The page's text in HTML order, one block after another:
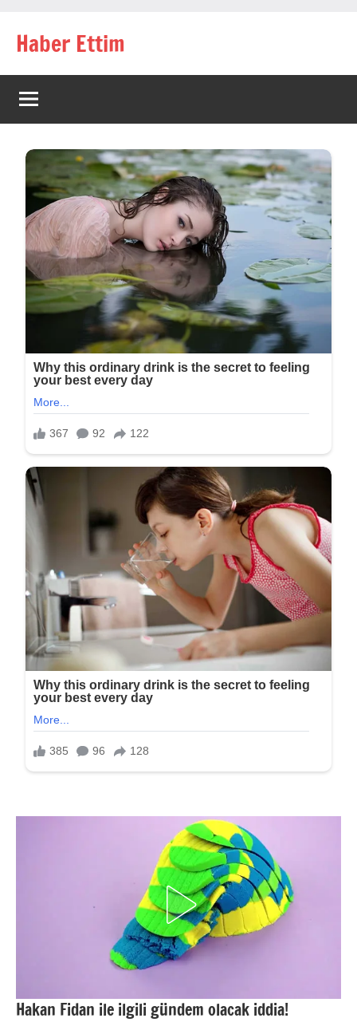
Haber Ettim
Hakan Fidan ile ilgili gündem olacak iddia!